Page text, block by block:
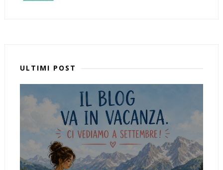
ULTIMI POST